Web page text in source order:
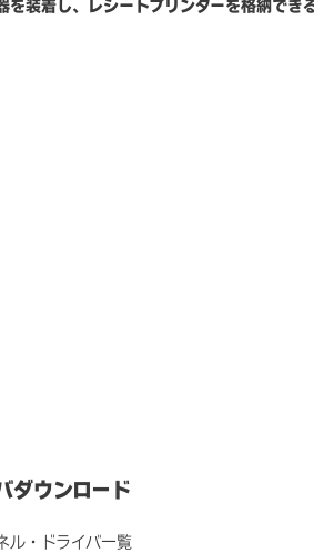
装着し、レシートプリンターを格納でき
ダウンロード
ル・ドライバ一覧